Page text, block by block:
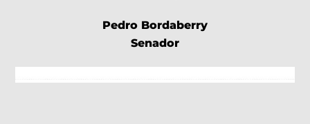
Pedro Bordaberry
Senador